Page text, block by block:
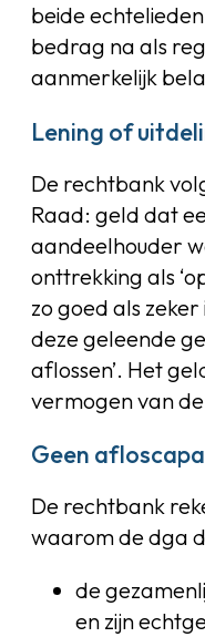
beide
bedrag na als
aanmerkelijk
Lening of
De rechtbank
Raad: geld dat
aandeelhouder
onttrekking als
zo goed als
deze geleende
aflossen’. Het
vermogen van
Geen
De rechtbank
waarom de dga
de
en zijn